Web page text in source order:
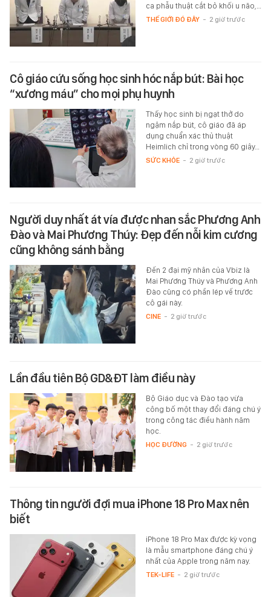
ca phẫu thuật cắt bỏ khối u não,…
THẾ GIỚI ĐÓ ĐÂY - 2 giờ trước
Cô giáo cứu sống học sinh hóc nắp bút: Bài học
“xương máu” cho mọi phụ huynh
Thấy học sinh bị ngạt thở do
ngậm nắp bút, cô giáo đã áp
dụng chuẩn xác thủ thuật
Heimlich chỉ trong vòng 60 giây…
SỨC KHỎE - 2 giờ trước
Người duy nhất át vía được nhan sắc Phương Anh
Đào và Mai Phương Thúy: Đẹp đến nỗi kim cương
cũng không sánh bằng
Đến 2 đại mỹ nhân của Vbiz là
Mai Phương Thúy và Phương Anh
Đào cũng có phần lép vế trước
cô gái này.
CINE - 2 giờ trước
Lần đầu tiên Bộ GD&ĐT làm điều này
Bộ Giáo dục và Đào tạo vừa
công bố một thay đổi đáng chú ý
trong công tác điều hành năm
học.
HỌC ĐƯỜNG - 2 giờ trước
Thông tin người đợi mua iPhone 18 Pro Max nên
biết
iPhone 18 Pro Max được kỳ vọng
là mẫu smartphone đáng chú ý
nhất của Apple trong năm nay.
TEK-LIFE - 2 giờ trước